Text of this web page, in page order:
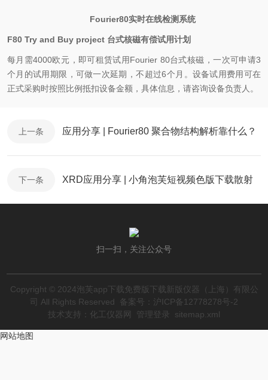
Fourier80实时在线检测系统
F80 Try and Buy project 台式核磁有偿试用计划
每月需4000欧元，即可租赁试用Fourier 80台式核磁，一次可申请3
个月的试用期限，可做一次延期，不超过6个月。设备试用费用可在
正式采购时按照比例抵扣设备金额，具体信息，请咨询设备负责人 。
上一条 应用分享 | Fourier80 聚合物结构解析靠什么？
下一条 XRD应用分享 | 小角泡芙短视频色版下载散射
扫一扫，关注公众号
Copyright © 2024泡芙app下载免费版下载新版仪器（上海）有限公
司 All Rights Reserved
备案号：沪ICP备12778278号-2
技术支持： 化工仪器网 管理登录 sitemap.xml
网站地图